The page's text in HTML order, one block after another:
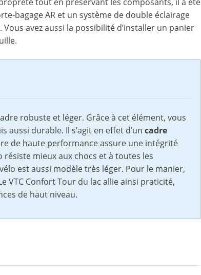
bagage AR et un système de double éclairage
avez aussi la possibilité d’installer un panier
robuste et léger. Grâce à cet élément, vous
durable. Il s’agit en effet d’un cadre
de haute performance assure une intégrité
mieux aux chocs et à toutes les
est aussi modèle très léger. Pour le manier,
VTC Confort Tour du lac allie ainsi praticité,
de haut niveau.